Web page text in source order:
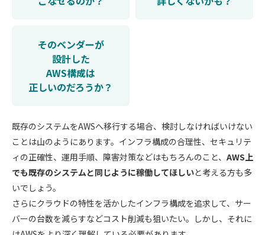
そのベンダーが
設計した
AWS構成は
正しいのだろうか？
既存のシステムをAWSへ移行する場合、検討しなければいけない
ことは山のようにあります。インフラ構成の合理性、セキュリテ
ィの正確性、運用手順、障害対策などはもちろんのこと、 AWS上
でも既存のシステムと同じように稼働してほしいと考える方も多
いでしょう。
さらにクラウドの特性を活かしたインフラ構成を追求して、サー
バーの台数を減らすなどコスト削減も狙いたい。しかし、それに